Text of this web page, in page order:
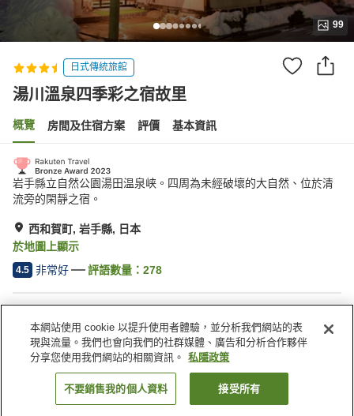
99
日式傳統旅館
湯川溫泉四季彩之宿故里
概覽 房間及住宿方案 評價 基本資訊
岩手縣立自然公園湯田温泉峡。四周為未經破壞的大自然、位於清
流旁的閑靜之宿。
西和賀町, 岩手縣, 日本
於地圖上顯示
4.5 非常好 評語數量： 278
停車場
自動販賣機
商店
宴會廳
日本 岩手縣 西和賀町 湯川溫泉四季彩之宿故里
找客房
本網站使用 cookie 以提升使用者體驗，並分析我們網站的表
現與流量。我們也會向我們的社群媒體、廣告和分析合作夥伴
分享您使用我們網站的相關資訊。
私隱政策
不要銷售我的個人資料 接受所有